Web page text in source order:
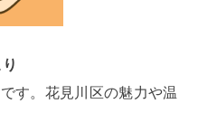
す。花見川区の魅力や温